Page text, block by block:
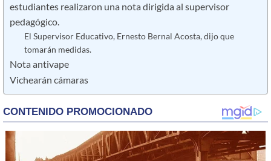
estudiantes realizaron una nota dirigida al supervisor
pedagógico.
El Supervisor Educativo, Ernesto Bernal Acosta, dijo que
tomarán medidas.
Nota antivape
Vichearán cámaras